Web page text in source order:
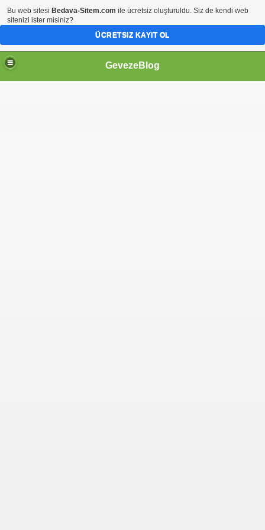
GevezeBlog
Bu web sitesi Bedava-Sitem.com ile ücretsiz oluşturuldu. Siz de kendi web
sitenizi ister misiniz?
ÜCRETSIZ KAYIT OL